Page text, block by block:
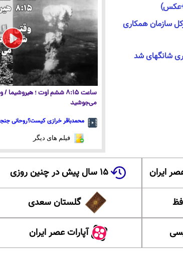
سازمان همکاری
شانگهای شد
ساعت ۸:۱۵ ششم اوت ؛
می‌جوشید
محمدباقر خرازی کیست؟روحانی
فیلم های دیگر
ایران ۱۵ سال پیش در چنین روزی
گلستان سعدی
آپارات عصر ایران